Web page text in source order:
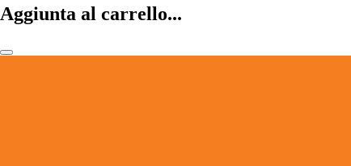
Aggiunta al carrello...